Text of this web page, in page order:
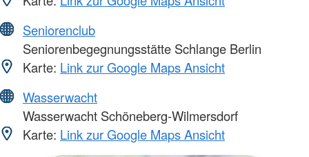
Seniorenclub
Seniorenbegegnungsstätte Schlange Berlin
Karte: Link zur Google Maps Ansicht
Wasserwacht
Wasserwacht Schöneberg-Wilmersdorf
Karte: Link zur Google Maps Ansicht